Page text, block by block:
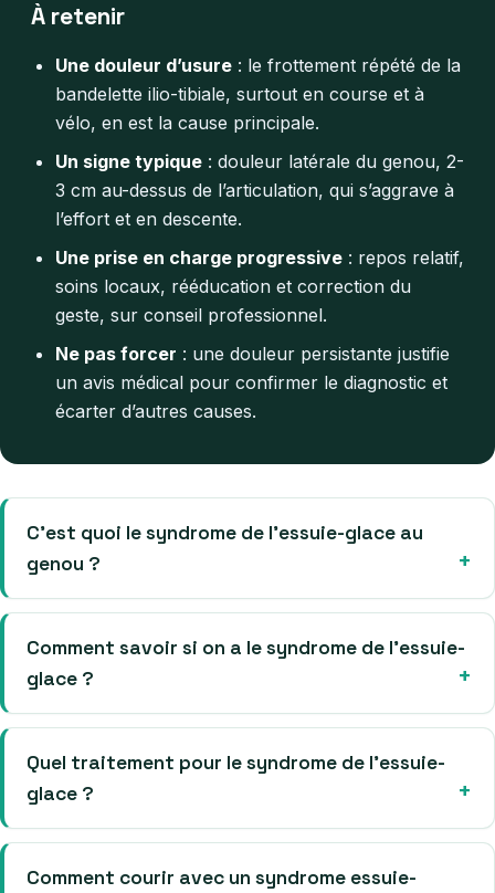
À retenir
Une douleur d’usure : le frottement répété de la
bandelette ilio-tibiale, surtout en course et à
vélo, en est la cause principale.
Un signe typique : douleur latérale du genou, 2-
3 cm au-dessus de l’articulation, qui s’aggrave à
l’effort et en descente.
Une prise en charge progressive : repos relatif,
soins locaux, rééducation et correction du
geste, sur conseil professionnel.
Ne pas forcer : une douleur persistante justifie
un avis médical pour confirmer le diagnostic et
écarter d’autres causes.
C’est quoi le syndrome de l’essuie-glace au
genou ?
Comment savoir si on a le syndrome de l’essuie-
glace ?
Quel traitement pour le syndrome de l’essuie-
glace ?
Comment courir avec un syndrome essuie-